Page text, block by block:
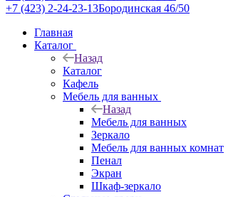
+7 (423) 2-24-23-13Бородинская 46/50
Главная
Каталог
Назад
Каталог
Кафель
Мебель для ванных
Назад
Мебель для ванных
Зеркало
Мебель для ванных комнат
Пенал
Экран
Шкаф-зеркало